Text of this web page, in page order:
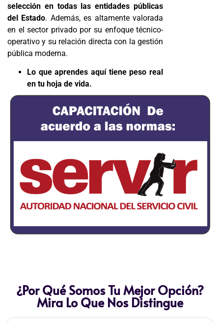
selección en todas las entidades públicas
del Estado. Además, es altamente valorada
en el sector privado por su enfoque técnico-
operativo y su relación directa con la gestión
pública moderna.
Lo que aprendes aquí tiene peso real
en tu hoja de vida.
¿Por Qué Somos Tu Mejor Opción?
Mira Lo Que Nos Distingue